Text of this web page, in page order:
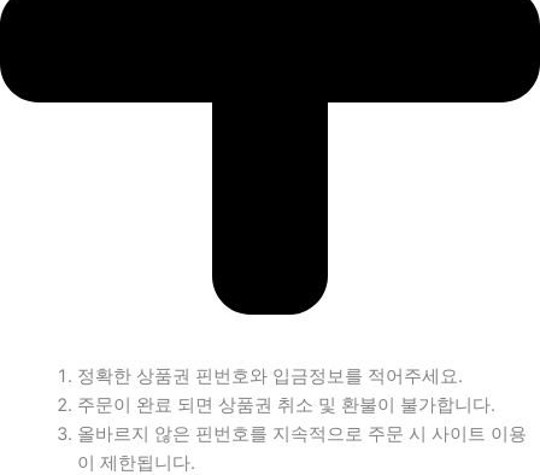
정확한 상품권 핀번호와 입금정보를 적어주세요.
주문이 완료 되면 상품권 취소 및 환불이 불가합니다.
올바르지 않은 핀번호를 지속적으로 주문 시 사이트 이용
이 제한됩니다.